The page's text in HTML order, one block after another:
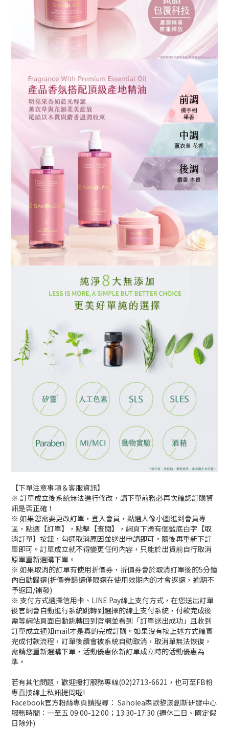
【下單注意事項＆客服資訊】
※ 訂單成立後系統無法進行修改，請下單前務必再次確認訂購資
訊是否正確！
※ 如果您需要更改訂單，登入會員，點選人像小圖進到會員專
區，點選【訂單】，點擊【查閱】，網頁下滑有個藍底白字【取
消訂單】按鈕，勾選取消原因並送出申請即可。隨後再重新下訂
單即可。訂單成立就不得變更任何內容，只能於出貨前自行取消
原單重新選購下單。
※ 如果取消的訂單有使用折價券，折價券會於取消訂單後的5分鐘
內自動歸還(折價券歸還僅限還在使用效期內的才會返還，逾期不
予返回/補發)
※ 支付方式選擇信用卡、LINE Pay線上支付方式，在您送出訂單
後官網會自動進行系統跳轉到選擇的線上支付系統，付款完成後
需等網站頁面自動跳轉回到官網並看到「訂單送出成功」且收到
訂單成立通知mail才是真的完成訂購。如果沒有按上述方式確實
完成付款流程，訂單後續會被系統自動取消，取消單無法恢復，
需請您重新選購下單，活動優惠依新訂單成立時的活動優惠為
準。
若有其他問題，歡迎撥打服務專線(02)2713-6621，也可至FB粉
專直接線上私訊提問喔!
Facebook官方粉絲專頁請搜尋： Saholea森歐黎漾創新研發中心
服務時間：一至五 09:00-12:00；13:30-17:30 (週休二日、國定假
日除外)